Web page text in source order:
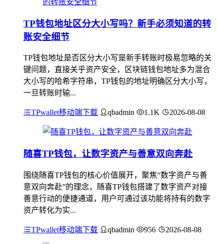
TP钱包地址区分大小写吗？新手必须知道的转
账安全细节
TP钱包地址是否区分大小写是新手转账时极易忽略的关
键问题，直接关乎资产安全，区块链钱包地址多为混合
大小写的哈希字符串，TP钱包的地址明确区分大小写，
一旦转账时输...
TPwallet移动端下载 qbadmin 1.1K 2026-08-08
随喜TP钱包，让数字资产与善意双向奔赴
围绕随喜TP钱包的核心价值展开，聚焦“数字资产与善
意双向奔赴”的理念，随喜TP钱包搭建了数字资产对接
善意行动的便捷通道，用户可通过该功能将持有的数字
资产转化为实...
TPwallet移动端下载 qbadmin 956 2026-08-08